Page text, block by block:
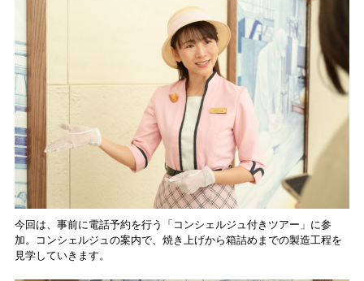
今回は、事前に電話予約を行う「コンシェルジュ付きツアー」に参
加。コンシェルジュの案内で、焼き上げから箱詰めまでの製造工程を
見学していきます。